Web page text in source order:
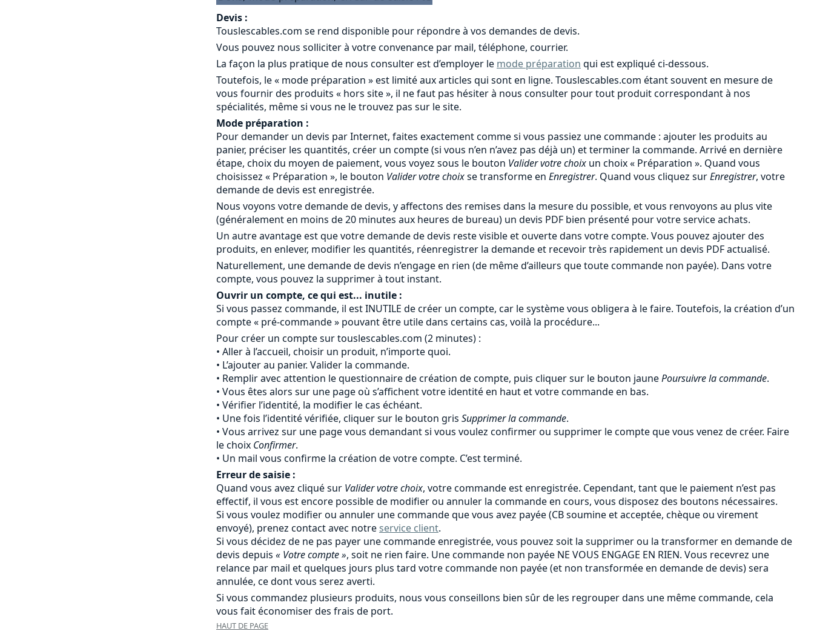
Devis :
Touslescables.com se rend disponible pour répondre à vos demandes de devis.
Vous pouvez nous solliciter à votre convenance par mail, téléphone, courrier.
La façon la plus pratique de nous consulter est d’employer le mode préparation qui est expliqué ci-dessous.
Toutefois, le « mode préparation » est limité aux articles qui sont en ligne. Touslescables.com étant souvent en mesure de
vous fournir des produits « hors site », il ne faut pas hésiter à nous consulter pour tout produit correspondant à nos
spécialités, même si vous ne le trouvez pas sur le site.
Mode préparation :
Pour demander un devis par Internet, faites exactement comme si vous passiez une commande : ajouter les produits au
panier, préciser les quantités, créer un compte (si vous n’en n’avez pas déjà un) et terminer la commande. Arrivé en dernière
étape, choix du moyen de paiement, vous voyez sous le bouton Valider votre choix un choix « Préparation ». Quand vous
choisissez « Préparation », le bouton Valider votre choixse transforme en Enregistrer. Quand vous cliquez surEnregistrer, votre
demande de devis est enregistrée.
Nous voyons votre demande de devis, y affectons des remises dans la mesure du possible, et vous renvoyons au plus vite
(généralement en moins de 20 minutes aux heures de bureau) un devis PDF bien présenté pour votre service achats.
Un autre avantage est que votre demande de devis reste visible et ouverte dans votre compte. Vous pouvez ajouter des
produits, en enlever, modifier les quantités, réenregistrer la demande et recevoir très rapidement un devis PDF actualisé.
Naturellement, une demande de devis n’engage en rien (de même d’ailleurs que toute commande non payée). Dans votre
compte, vous pouvez la supprimer à tout instant.
Ouvrir un compte, ce qui est... inutile :
Si vous passez commande, il est INUTILE de créer un compte, car le système vous obligera à le faire. Toutefois, la création d’un
compte « pré-commande » pouvant être utile dans certains cas, voilà la procédure...
Pour créer un compte sur touslescables.com (2 minutes) :
Aller à l’accueil, choisir un produit, n’importe quoi.
L’ajouter au panier. Valider la commande.
Remplir avec attention le questionnaire de création de compte, puis cliquer sur le bouton jaunePoursuivre la commande.
Vous êtes alors sur une page où s’affichent votre identité en haut et votre commande en bas.
Vérifier l’identité, la modifier le cas échéant.
Une fois l’identité vérifiée, cliquer sur le bouton gris Supprimer la commande.
Vous arrivez sur une page vous demandant si vous voulez confirmer ou supprimer le compte que vous venez de créer. Faire
le choix Confirmer.
Un mail vous confirme la création de votre compte. C’est terminé.
Erreur de saisie :
Quand vous avez cliqué sur Valider votre choix, votre commande est enregistrée. Cependant, tant que le paiement n’est pas
effectif, il vous est encore possible de modifier ou annuler la commande en cours, vous disposez des boutons nécessaires.
Si vous voulez modifier ou annuler une commande que vous avez payée (CB soumine et acceptée, chèque ou virement
envoyé), prenez contact avec notreservice client.
Si vous décidez de ne pas payer une commande enregistrée, vous pouvez soit la supprimer ou la transformer en demande de
devis depuis « Votre compte », soit ne rien faire. Une commande non payée NE VOUS ENGAGE EN RIEN. Vous recevrez une
relance par mail et quelques jours plus tard votre commande non payée (et non transformée en demande de devis) sera
annulée, ce dont vous serez averti.
Si vous commandez plusieurs produits, nous vous conseillons bien sûr de les regrouper dans une même commande, cela
vous fait économiser des frais de port.
HAUT DE PAGE